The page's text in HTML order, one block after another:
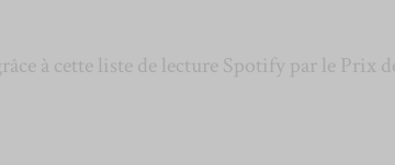
à cette liste de lecture Spotify par le Prix